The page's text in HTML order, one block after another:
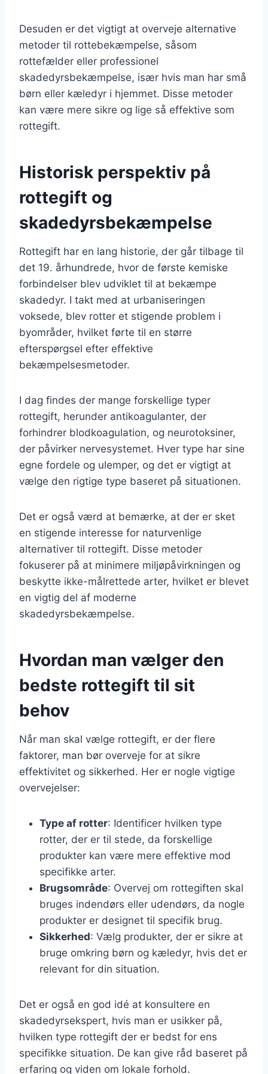
Desuden er det vigtigt at overveje alternative
metoder til rottebekæmpelse, såsom
rottefælder eller professionel
skadedyrsbekæmpelse, især hvis man har små
børn eller kæledyr i hjemmet. Disse metoder
kan være mere sikre og lige så effektive som
rottegift.
Historisk perspektiv på
rottegift og
skadedyrsbekæmpelse
Rottegift har en lang historie, der går tilbage til
det 19. århundrede, hvor de første kemiske
forbindelser blev udviklet til at bekæmpe
skadedyr. I takt med at urbaniseringen
voksede, blev rotter et stigende problem i
byområder, hvilket førte til en større
efterspørgsel efter effektive
bekæmpelsesmetoder.
I dag findes der mange forskellige typer
rottegift, herunder antikoagulanter, der
forhindrer blodkoagulation, og neurotoksiner,
der påvirker nervesystemet. Hver type har sine
egne fordele og ulemper, og det er vigtigt at
vælge den rigtige type baseret på situationen.
Det er også værd at bemærke, at der er sket
en stigende interesse for naturvenlige
alternativer til rottegift. Disse metoder
fokuserer på at minimere miljøpåvirkningen og
beskytte ikke-målrettede arter, hvilket er blevet
en vigtig del af moderne
skadedyrsbekæmpelse.
Hvordan man vælger den
bedste rottegift til sit
behov
Når man skal vælge rottegift, er der flere
faktorer, man bør overveje for at sikre
effektivitet og sikkerhed. Her er nogle vigtige
overvejelser:
Type af rotter: Identificer hvilken type
rotter, der er til stede, da forskellige
produkter kan være mere effektive mod
specifikke arter.
Brugsområde: Overvej om rottegiften skal
bruges indendørs eller udendørs, da nogle
produkter er designet til specifik brug.
Sikkerhed: Vælg produkter, der er sikre at
bruge omkring børn og kæledyr, hvis det er
relevant for din situation.
Det er også en god idé at konsultere en
skadedyrsekspert, hvis man er usikker på,
hvilken type rottegift der er bedst for ens
specifikke situation. De kan give råd baseret på
erfaring og viden om lokale forhold.